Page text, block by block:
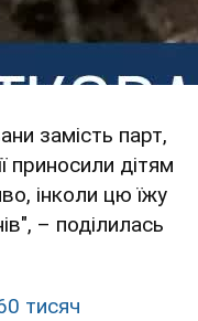
замість парт,
приносили дітям
інколи цю їжу
– поділилась
тисяч